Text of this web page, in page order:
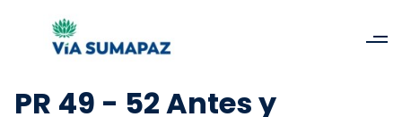
PR 49 - 52 Antes y